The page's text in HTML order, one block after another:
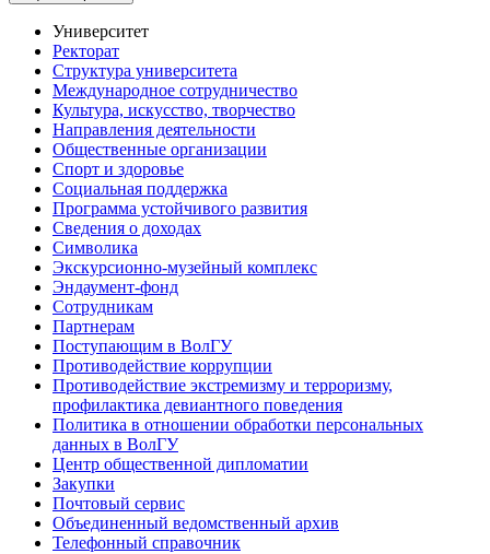
Университет
Ректорат
Структура университета
Международное сотрудничество
Культура, искусство, творчество
Направления деятельности
Общественные организации
Спорт и здоровье
Социальная поддержка
Программа устойчивого развития
Сведения о доходах
Символика
Экскурсионно-музейный комплекс
Эндаумент-фонд
Сотрудникам
Партнерам
Поступающим в ВолГУ
Противодействие коррупции
Противодействие экстремизму и терроризму,
профилактика девиантного поведения
Политика в отношении обработки персональных
данных в ВолГУ
Центр общественной дипломатии
Закупки
Почтовый сервис
Объединенный ведомственный архив
Телефонный справочник